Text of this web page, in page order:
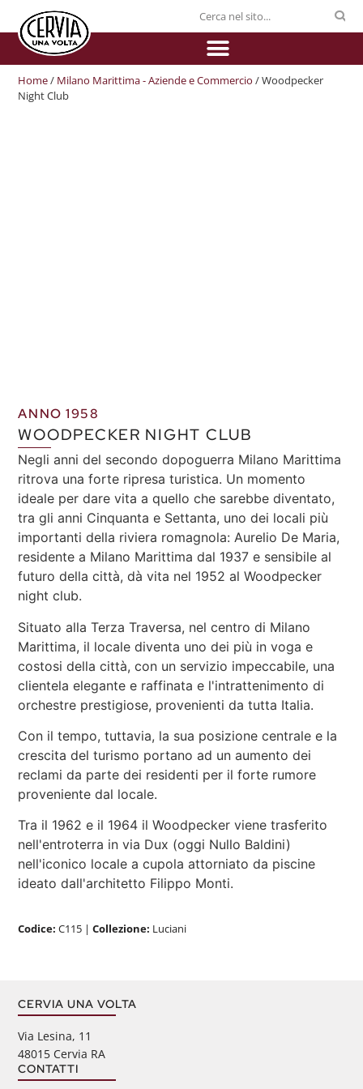
Home/ Milano Marittima - Aziende e Commercio / Woodpecker
Night Club
ANNO 1958
WOODPECKER NIGHT CLUB
Negli anni del secondo dopoguerra Milano Marittima
ritrova una forte ripresa turistica. Un momento
ideale per dare vita a quello che sarebbe diventato,
tra gli anni Cinquanta e Settanta, uno dei locali più
importanti della riviera romagnola: Aurelio De Maria,
residente a Milano Marittima dal 1937 e sensibile al
futuro della città, dà vita nel 1952 al Woodpecker
night club.
Situato alla Terza Traversa, nel centro di Milano
Marittima, il locale diventa uno dei più in voga e
costosi della città, con un servizio impeccabile, una
clientela elegante e raffinata e l'intrattenimento di
orchestre prestigiose, provenienti da tutta Italia.
Con il tempo, tuttavia, la sua posizione centrale e la
crescita del turismo portano ad un aumento dei
reclami da parte dei residenti per il forte rumore
proveniente dal locale.
Tra il 1962 e il 1964 il Woodpecker viene trasferito
nell'entroterra in via Dux (oggi Nullo Baldini)
nell'iconico locale a cupola attorniato da piscine
ideato dall'architetto Filippo Monti.
Codice:C115 |Collezione: Luciani
CERVIA UNA VOLTA
Via Lesina, 11
48015 Cervia RA
CONTATTI